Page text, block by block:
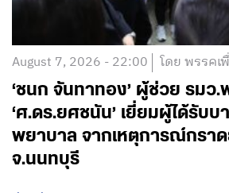
August 7, 2026 - 22:00 โดย พรรคเ
‘ชนก จันทาทอง’ ผู้ช่วย รมว
‘ศ.ดร.ยศชนัน’ เยี่ยมผู้ได้รับบ
พยาบาล จากเหตุการณ์กราด
จ.นนทบุรี